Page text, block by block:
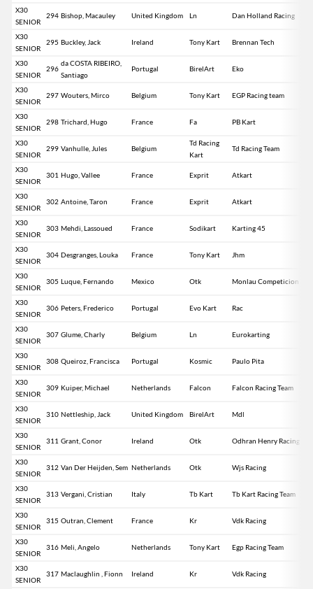
X30
SENIOR
294 Bishop, Macauley United Kingdom Ln Dan Holland Racing
X30
SENIOR
295 Buckley, Jack Ireland Tony Kart Brennan Tech
X30
SENIOR
296
da COSTA RIBEIRO,
Santiago
Portugal BirelArt Eko
X30
SENIOR
297 Wouters, Mirco Belgium Tony Kart EGP Racing team
X30
SENIOR
298 Trichard, Hugo France Fa PB Kart
X30
SENIOR
299 Vanhulle, Jules Belgium
Td Racing
Kart
Td Racing Team
X30
SENIOR
301 Hugo, Vallee France Exprit Atkart
X30
SENIOR
302 Antoine, Taron France Exprit Atkart
X30
SENIOR
303 Mehdi, Lassoued France Sodikart Karting 45
X30
SENIOR
304 Desgranges, Louka France Tony Kart Jhm
X30
SENIOR
305 Luque, Fernando Mexico Otk Monlau Competicion
X30
SENIOR
306 Peters, Frederico Portugal Evo Kart Rac
X30
SENIOR
307 Glume, Charly Belgium Ln Eurokarting
X30
SENIOR
308 Queiroz, Francisca Portugal Kosmic Paulo Pita
X30
SENIOR
309 Kuiper, Michael Netherlands Falcon Falcon Racing Team
X30
SENIOR
310 Nettleship, Jack United Kingdom BirelArt Mdl
X30
SENIOR
311 Grant, Conor Ireland Otk Odhran Henry Racing
X30
SENIOR
312 Van Der Heijden, Sem Netherlands Otk Wjs Racing
X30
SENIOR
313 Vergani, Cristian Italy Tb Kart Tb Kart Racing Team
X30
SENIOR
315 Outran, Clement France Kr Vdk Racing
X30
SENIOR
316 Meli, Angelo Netherlands Tony Kart Egp Racing Team
X30
SENIOR
317 Maclaughlin , Fionn Ireland Kr Vdk Racing